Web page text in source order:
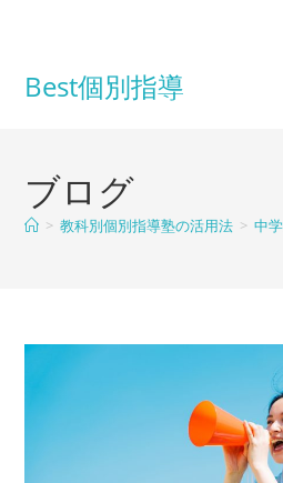
Best個別指導
ブログ
> 教科別個別指導塾の活用法 > 中